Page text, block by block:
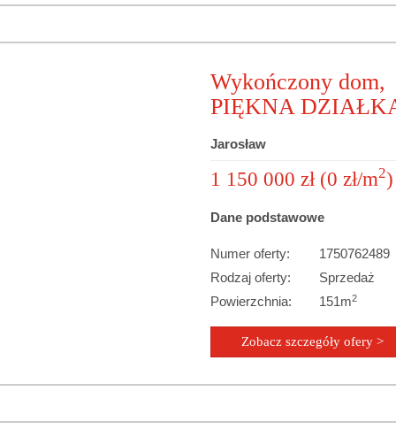
Wykończony dom,
PIĘKNA
Jarosław
1 150 000 zł (0 zł/m2)
Dane podstawowe
Numer oferty:
1750762489
Rodzaj oferty:
Sprzedaż
Powierzchnia:
151m2
Zobacz szczegóły ofery >